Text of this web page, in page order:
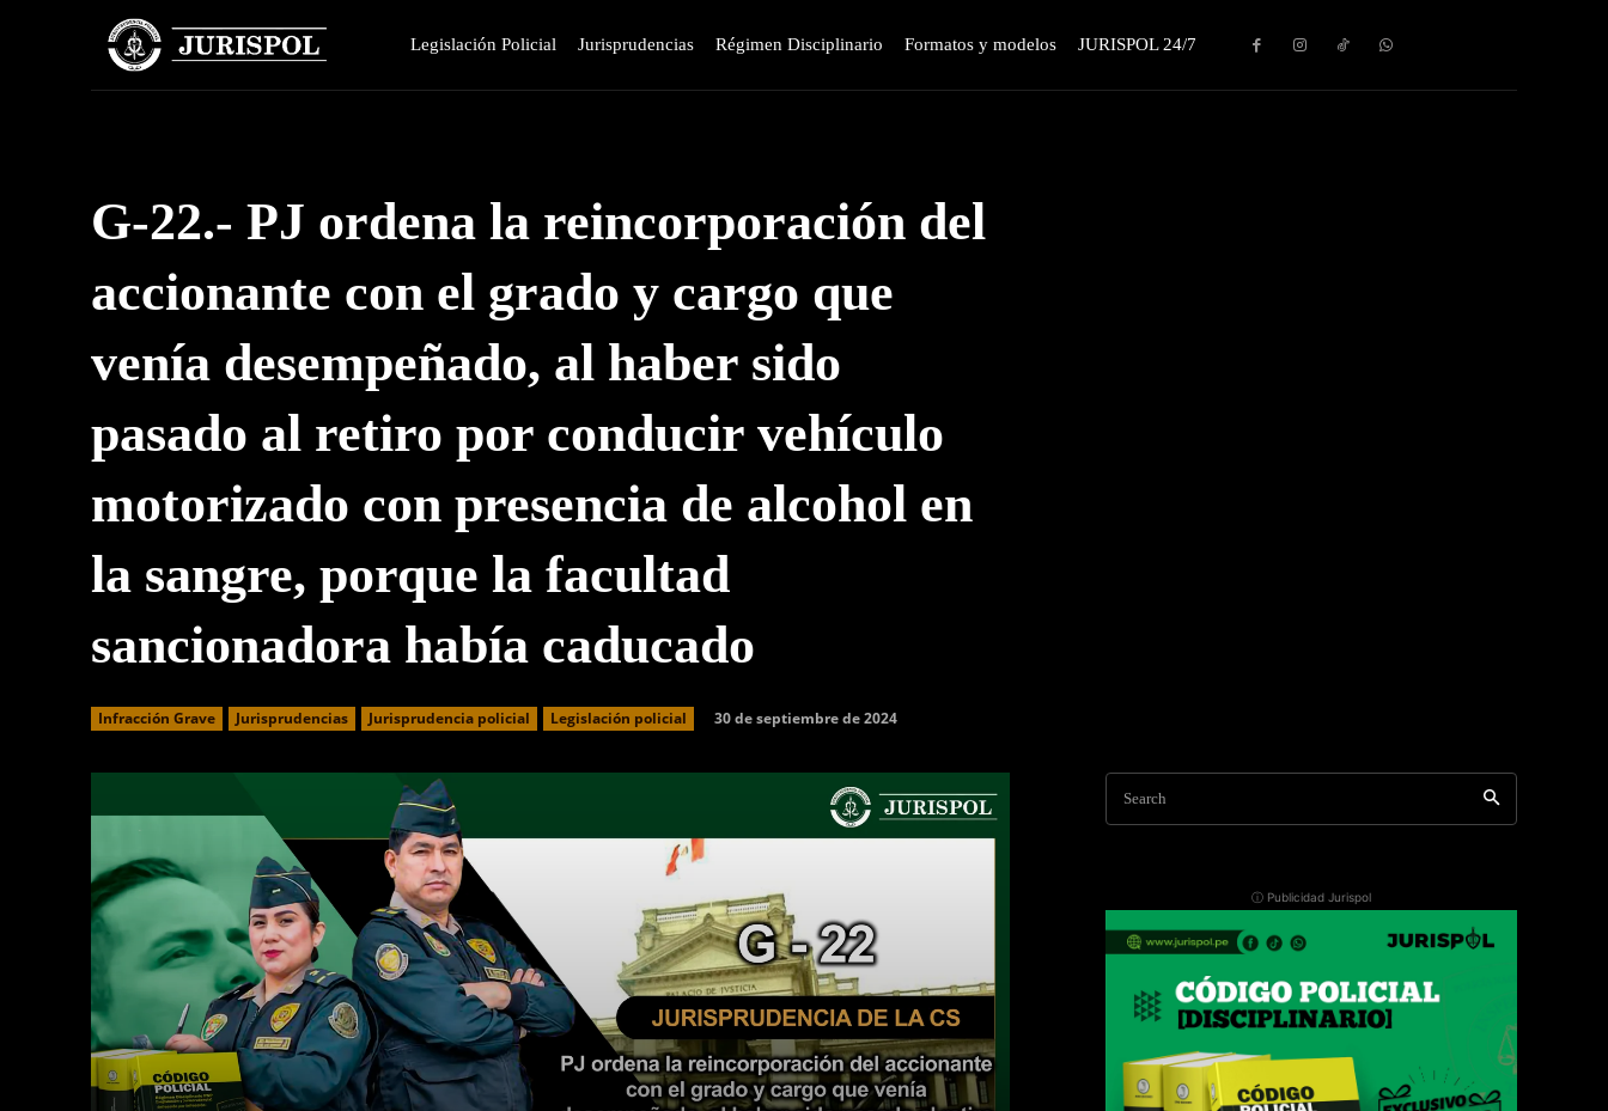
Legislación Policial Jurisprudencias Régimen Disciplinario Formatos y modelos JURISPOL 24/7
G-22.- PJ ordena la reincorporación del
accionante con el grado y cargo que
venía desempeñado, al haber sido
pasado al retiro por conducir vehículo
motorizado con presencia de alcohol en
la sangre, porque la facultad
sancionadora había caducado
Infracción Grave Jurisprudencias Jurisprudencia policial Legislación policial 30 de septiembre de 2024
Search
ⓘ Publicidad Jurispol